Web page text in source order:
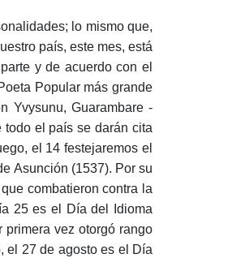
lo mismo que,
país, este mes, está
y de acuerdo con el
Popular más grande
Yvysunu, Guarambare -
el país se darán cita
el 14 festejaremos el
Asunción (1537). Por su
combatieron contra la
25 es el Día del Idioma
vez otorgó rango
el 27 de agosto es el Día